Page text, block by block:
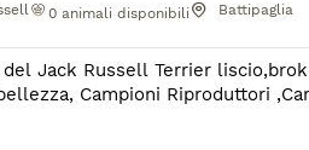
0 animali disponibili Battipaglia
Campioni Riproduttori